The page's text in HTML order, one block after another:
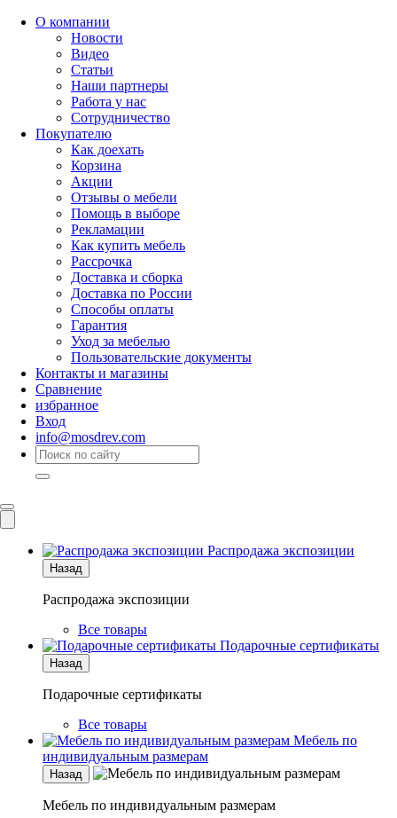
О компании
Новости
Видео
Статьи
Наши партнеры
Работа у нас
Сотрудничество
Покупателю
Как доехать
Корзина
Акции
Отзывы о мебели
Помощь в выборе
Рекламации
Как купить мебель
Рассрочка
Доставка и сборка
Доставка по России
Способы оплаты
Гарантия
Уход за мебелью
Пользовательские документы
Контакты и магазины
Сравнение
избранное
Вход
info@mosdrev.com
Распродажа экспозиции
Назад
Распродажа экспозиции
Все товары
Подарочные сертификаты
Назад
Подарочные сертификаты
Все товары
Мебель по
индивидуальным размерам
Назад
Мебель по индивидуальным размерам